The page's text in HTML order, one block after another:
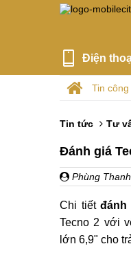
Điện
Tin
Tin tức Tư
Đánh giá
Phùng
Chi tiếtđánh
Tecno 2 với
lớn 6,9" cho